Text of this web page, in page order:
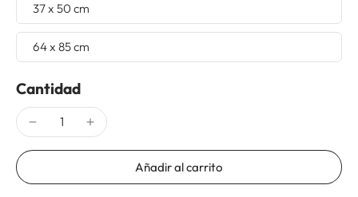
37 x 50 cm
64 x 85 cm
Cantidad
Añadir al carrito